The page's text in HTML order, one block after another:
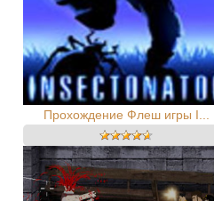
Прохождение Флеш игры I...